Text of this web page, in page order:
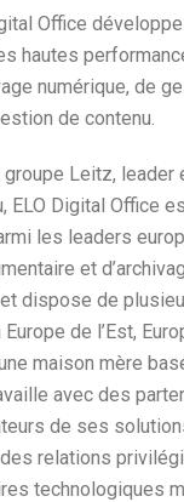
Office
hautes
numérique, de
de contenu.
Leitz, leader
ELO Digital Office
les leaders
et
dispose de
de l’Est,
maison mère
avec des
de ses
relations
technologiques